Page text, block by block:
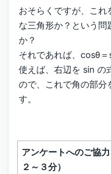
おそらくですが、これ
な三角形か？という問
か？
それであれば、cosθ
使えば、右辺を sin の
ので、これで角の部分
す。
アンケートへのご協
２～３分）